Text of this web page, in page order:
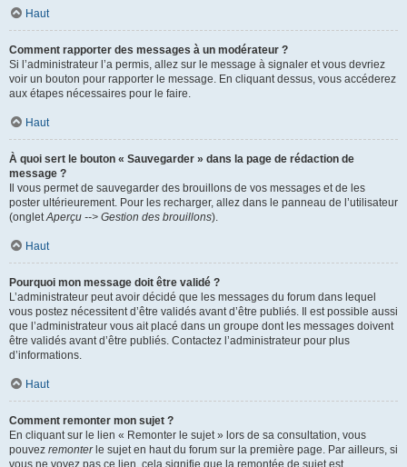
Haut
Comment rapporter des messages à un modérateur ?
Si l’administrateur l’a permis, allez sur le message à signaler et vous devriez
voir un bouton pour rapporter le message. En cliquant dessus, vous accéderez
aux étapes nécessaires pour le faire.
Haut
À quoi sert le bouton « Sauvegarder » dans la page de rédaction de
message ?
Il vous permet de sauvegarder des brouillons de vos messages et de les
poster ultérieurement. Pour les recharger, allez dans le panneau de l’utilisateur
(ongletAperçu --> Gestion des brouillons).
Haut
Pourquoi mon message doit être validé ?
L’administrateur peut avoir décidé que les messages du forum dans lequel
vous postez nécessitent d’être validés avant d’être publiés. Il est possible aussi
que l’administrateur vous ait placé dans un groupe dont les messages doivent
être validés avant d’être publiés. Contactez l’administrateur pour plus
d’informations.
Haut
Comment remonter mon sujet ?
En cliquant sur le lien « Remonter le sujet » lors de sa consultation, vous
pouvez remonterle sujet en haut du forum sur la première page. Par ailleurs, si
vous ne voyez pas ce lien, cela signifie que la remontée de sujet est